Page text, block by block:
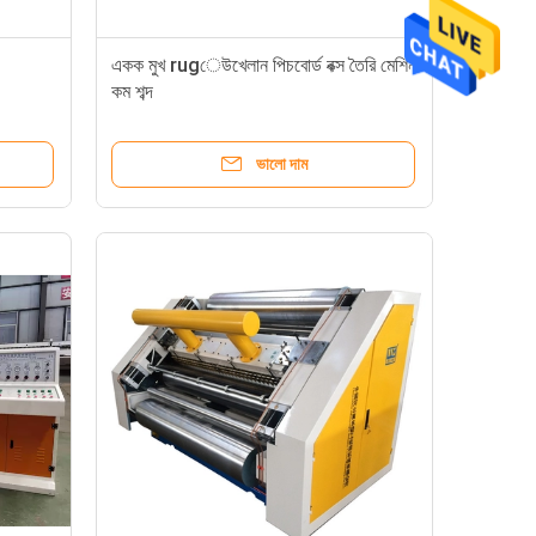
একক মুখ rugেউখেলান পিচবোর্ড বক্স তৈরি মেশিন
কম শব্দ
ভালো দাম